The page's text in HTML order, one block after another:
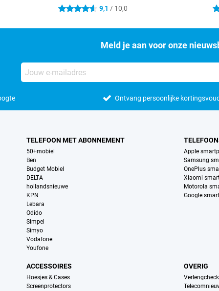
4.6 sterren 9,1 / 10,0
Meld je aan voor onze
Ontvang persoonlijke
TELEFOON MET ABONNEMENT
50+mobiel
Ben
Budget Mobiel
DELTA
hollandsnieuwe
KPN
Lebara
Odido
Simpel
Simyo
Vodafone
Youfone
Apple
Samsung
OnePlus
Xiaomi
Motorola
Google
ACCESSOIRES
Hoesjes & Cases
Screenprotectors
OVERIG
Verlengcheck